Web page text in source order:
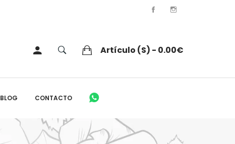
Artículo (s) - 0.00€
BLOG CONTACTO